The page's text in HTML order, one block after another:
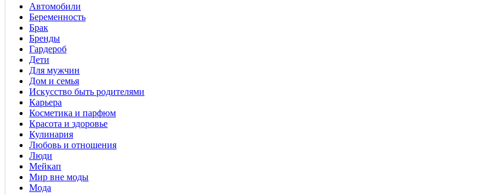
Автомобили
Беременность
Брак
Бренды
Гардероб
Дети
Для мужчин
Дом и семья
Искусство быть родителями
Карьера
Косметика и парфюм
Красота и здоровье
Кулинария
Любовь и отношения
Люди
Мейкап
Мир вне моды
Мода